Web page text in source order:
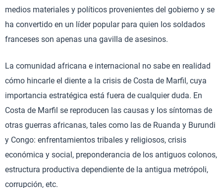
medios materiales y políticos provenientes del gobierno y se
ha convertido en un líder popular para quien los soldados
franceses son apenas una gavilla de asesinos.
La comunidad africana e internacional no sabe en realidad
cómo hincarle el diente a la crisis de Costa de Marfil, cuya
importancia estratégica está fuera de cualquier duda. En
Costa de Marfil se reproducen las causas y los síntomas de
otras guerras africanas, tales como las de Ruanda y Burundi
y Congo: enfrentamientos tribales y religiosos, crisis
económica y social, preponderancia de los antiguos colonos,
estructura productiva dependiente de la antigua metrópoli,
corrupción, etc.